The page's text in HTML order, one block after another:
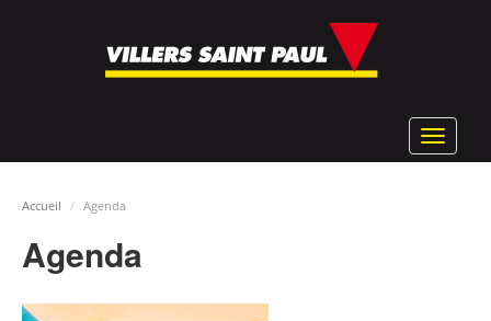
Toggle
Accueil Agenda
Agenda